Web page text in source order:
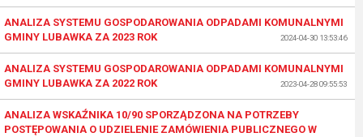
ANALIZA SYSTEMU GOSPODAROWANIA ODPADAMI KOMUNALNYMI
GMINY LUBAWKA ZA 2023 ROK
2024-04-30 13:53:46
ANALIZA SYSTEMU GOSPODAROWANIA ODPADAMI KOMUNALNYMI
GMINY LUBAWKA ZA 2022 ROK
2023-04-28 09:55:53
ANALIZA WSKAŹNIKA 10/90 SPORZĄDZONA NA POTRZEBY
POSTĘPOWANIA O UDZIELENIE ZAMÓWIENIA PUBLICZNEGO W